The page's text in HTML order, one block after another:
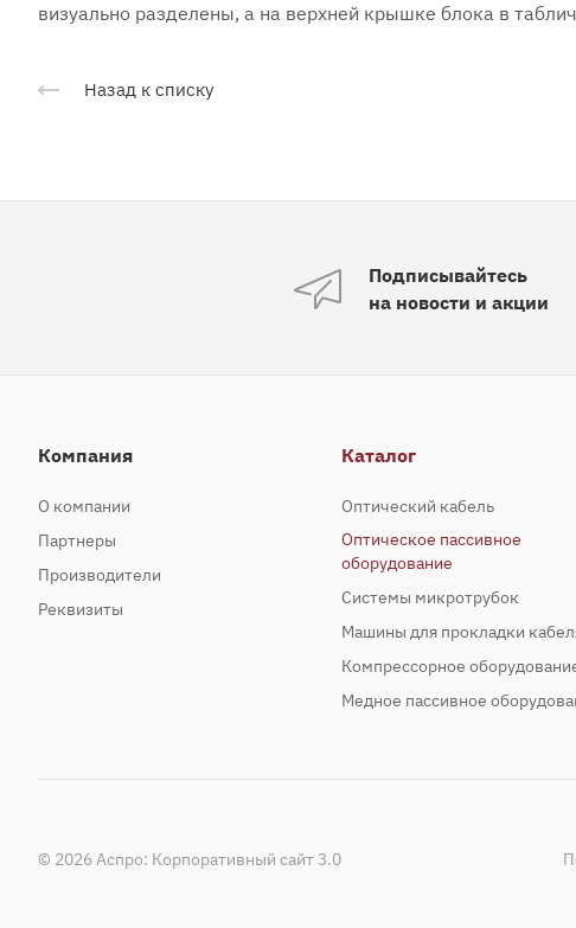
визуально разделены, а на верхней крышке блока в
Назад к списку
Подписывайтесь
на новости и акции
Компания
О компании
Партнеры
Производители
Реквизиты
Каталог
Оптический кабель
Оптическое пассивное
оборудование
Системы микротрубок
Машины для прокладки
Компрессорное
Медное пассивное
© 2026 Аспро: Корпоративный сайт 3.0